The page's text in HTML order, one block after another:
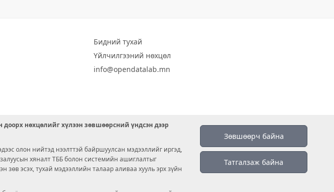
Бидний тухай
Үйлчилгээний нөхцөл
info@opendatalab.mn
Зөвшөөрч байна
Татгалзаж байна
доорх нөхцөлийг хүлээн зөвшөөрсний үндсэн дээр
олон нийтэд нээлттэй байршуулсан мэдээллийг иргэд,
хяналт ТББ болон системийн ашиглалтыг
зөв эсэх, тухай мэдээллийн талаар аливаа хууль эрх зүйн